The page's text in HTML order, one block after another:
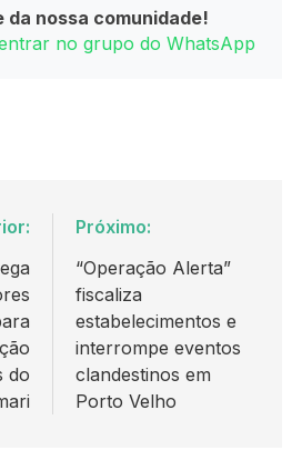
da nossa comunidade!
no grupo do WhatsApp
do
Próximo:
“Operação Alerta”
fiscaliza
estabelecimentos e
interrompe eventos
clandestinos em
Porto Velho